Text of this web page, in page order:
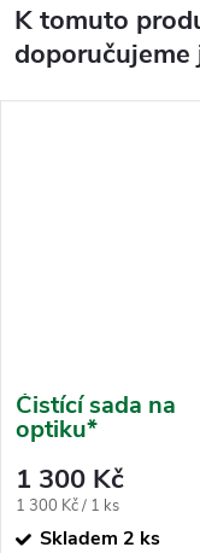
K tomuto
Čistící sada na
optiku*
1 300 Kč
Měrná
cena:
1 300 Kč / 1 ks
Skladem 2 ks